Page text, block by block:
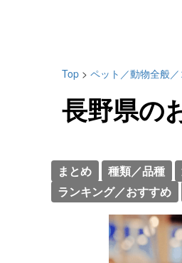
Top > ペット／動物全般／
長野県の
まとめ 種類／品種
ランキング／おすすめ